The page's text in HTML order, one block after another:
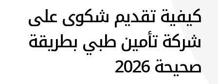
كيفية تقديم شكوى على
شركة تأمين طبي بطريقة
صحيحة 2026